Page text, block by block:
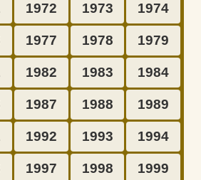
1972 1973 1974
1977 1978 1979
1982 1983 1984
1987 1988 1989
1992 1993 1994
1997 1998 1999